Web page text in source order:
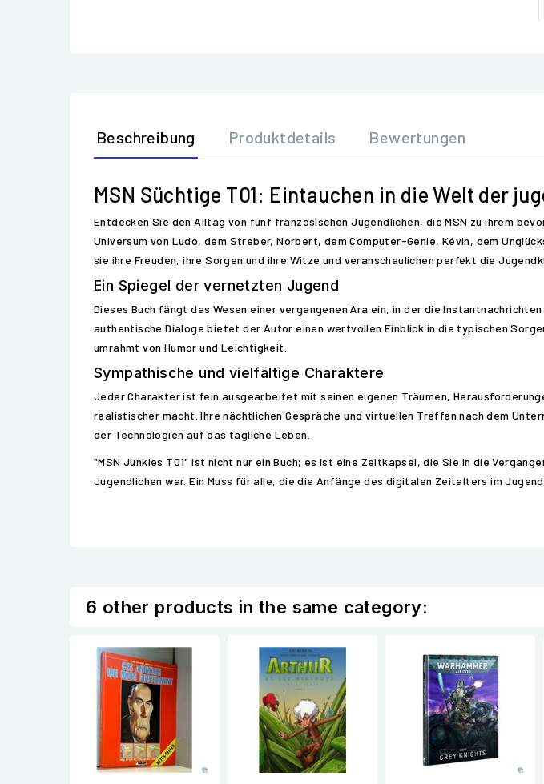
Beschreibung Produktdetails Bewertungen
MSN Süchtige T01: Eintauchen in die Welt der
Entdecken Sie den Alltag von fünf französischen Jugendlichen, die MSN zu ihrem
Universum von Ludo, dem Streber, Norbert, dem Computer-Genie, Kévin, dem
sie ihre Freuden, ihre Sorgen und ihre Witze und veranschaulichen perfekt die
Ein Spiegel der vernetzten Jugend
Dieses Buch fängt das Wesen einer vergangenen Ära ein, in der die
authentische Dialoge bietet der Autor einen wertvollen Einblick in die typischen
umrahmt von Humor und Leichtigkeit.
Sympathische und vielfältige Charaktere
Jeder Charakter ist fein ausgearbeitet mit seinen eigenen Träumen,
realistischer macht. Ihre nächtlichen Gespräche und virtuellen Treffen nach dem
der Technologien auf das tägliche Leben.
"MSN Junkies T01" ist nicht nur ein Buch; es ist eine Zeitkapsel, die Sie in die
Jugendlichen war. Ein Muss für alle, die die Anfänge des digitalen Zeitalters im
6 other products in the same category: